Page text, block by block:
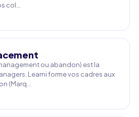
col…
ou abandon) est la
Learni forme vos cadres aux
(Marq…